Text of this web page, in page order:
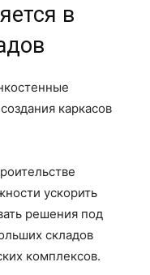
в
каркасов
ускорить
решения под
складов
комплексов.